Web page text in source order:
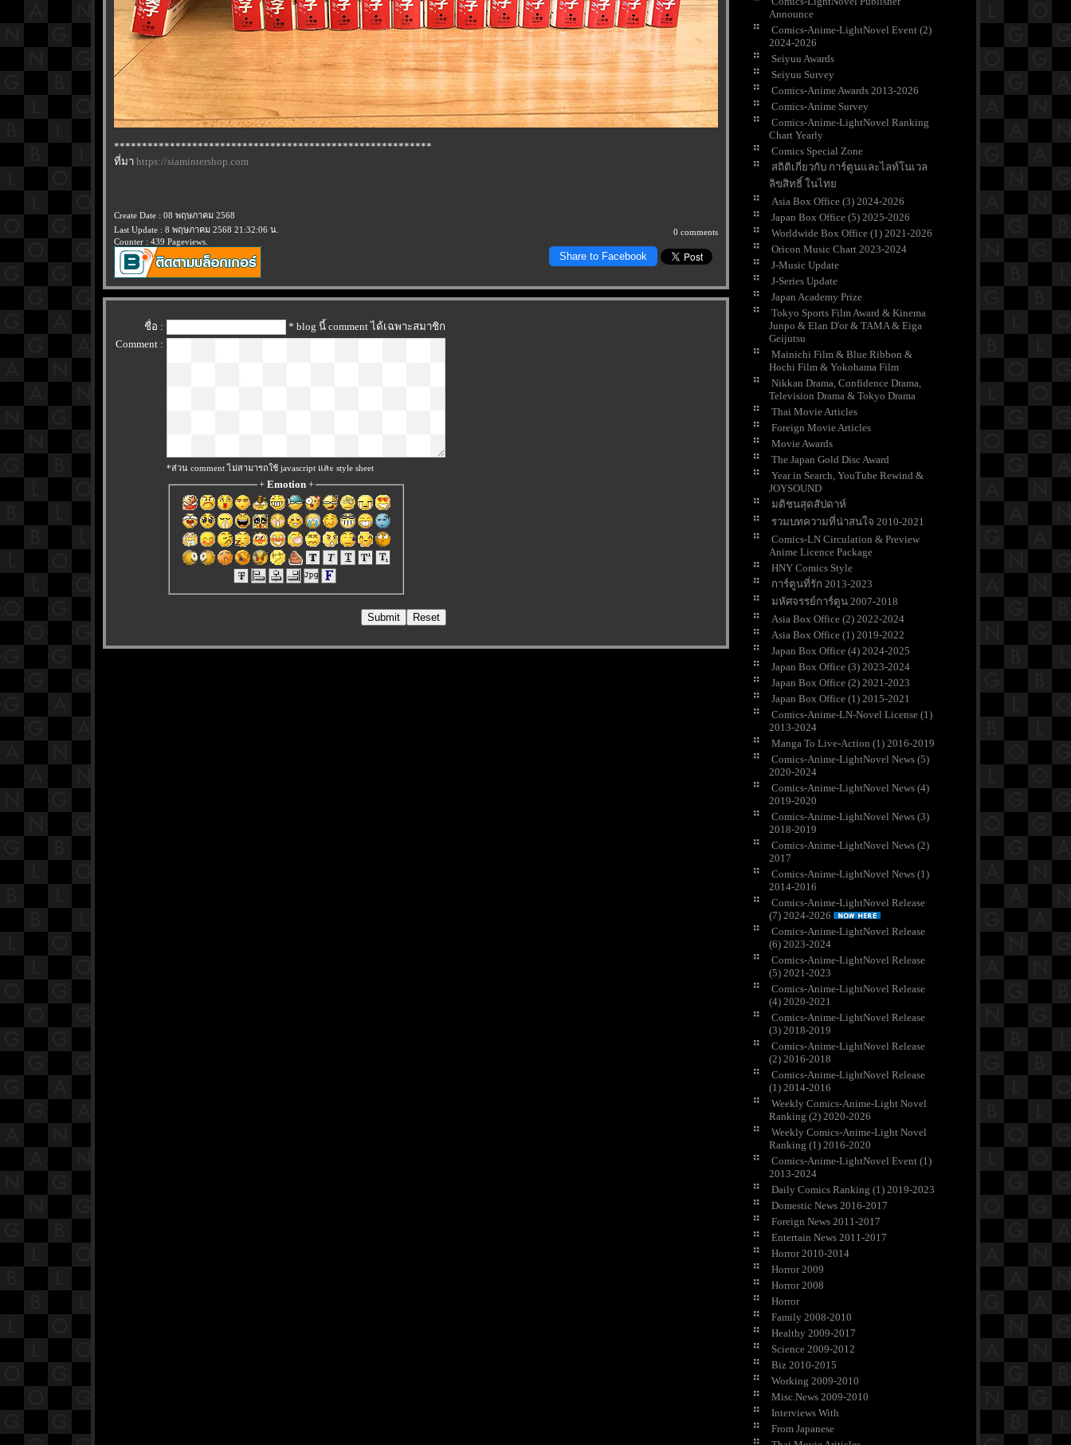
*********************************************************
ที่มา https://siamintershop.com
Create Date : 08 พฤษภาคม 2568
Last Update : 8 พฤษภาคม 2568 21:32:06 น.
Counter : 439 Pageviews.
0 comments
Share to Facebook
ชื่อ :
* blog นี้ comment ได้เฉพาะสมาชิก
Comment :
*ส่วน comment ไม่สามารถใช้ javascript และ style sheet
+ Emotion+
Announce
Comics-Anime-LightNovel Event (2)
2024-2026
Seiyuu Awards
Seiyuu Survey
Comics-Anime Awards 2013-2026
Comics-Anime Survey
Comics-Anime-LightNovel Ranking
Chart Yearly
Comics Special Zone
สถิติเกี่ยวกับ การ์ตูนและไลท์โนเวล
ลิขสิทธิ์ ในไท
Asia Box Office (3) 2024-2026
Japan Box Office (5) 2025-2026
Worldwide Box Office (1) 2021-2026
Oricon Music Chart 2023-2024
J-Music Update
J-Series Update
Japan Academy Prize
Tokyo Sports Film Award & Kinema
Junpo & Elan D'or & TAMA & Eiga
Geijutsu
Mainichi Film & Blue Ribbon &
Hochi Film & Yokohama Film
Nikkan Drama, Confidence Drama,
Television Drama & Tokyo Drama
Thai Movie Articles
Foreign Movie Articles
Movie Awards
The Japan Gold Disc Award
Year in Search, YouTube Rewind &
JOYSOUND
มติชนสุดสัปดาห์
รวมบทความที่น่าสนใจ 2010-2021
Comics-LN Circulation & Preview
Anime Licence Package
HNY Comics Style
การ์ตูนที่รัก 2013-2023
มหัศจรรย์การ์ตูน 2007-2018
Asia Box Office (2) 2022-2024
Asia Box Office (1) 2019-2022
Japan Box Office (4) 2024-2025
Japan Box Office (3) 2023-2024
Japan Box Office (2) 2021-2023
Japan Box Office (1) 2015-2021
Comics-Anime-LN-Novel License (1)
2013-2024
Manga To Live-Action (1) 2016-2019
Comics-Anime-LightNovel News (5)
2020-2024
Comics-Anime-LightNovel News (4)
2019-2020
Comics-Anime-LightNovel News (3)
2018-2019
Comics-Anime-LightNovel News (2)
2017
Comics-Anime-LightNovel News (1)
2014-2016
Comics-Anime-LightNovel Release
(7) 2024-2026
Comics-Anime-LightNovel Release
(6) 2023-2024
Comics-Anime-LightNovel Release
(5) 2021-2023
Comics-Anime-LightNovel Release
(4) 2020-2021
Comics-Anime-LightNovel Release
(3) 2018-2019
Comics-Anime-LightNovel Release
(2) 2016-2018
Comics-Anime-LightNovel Release
(1) 2014-2016
Weekly Comics-Anime-Light Novel
Ranking (2) 2020-2026
Weekly Comics-Anime-Light Novel
Ranking (1) 2016-2020
Comics-Anime-LightNovel Event (1)
2013-2024
Daily Comics Ranking (1) 2019-2023
Domestic News 2016-2017
Foreign News 2011-2017
Entertain News 2011-2017
Horror 2010-2014
Horror 2009
Horror 2008
Horror
Family 2008-2010
Healthy 2009-2017
Science 2009-2012
Biz 2010-2015
Working 2009-2010
Misc.News 2009-2010
Interviews With
From Japanese